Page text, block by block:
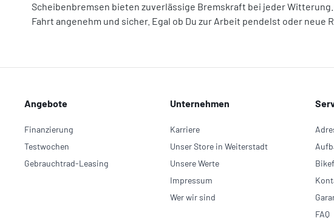
Scheibenbremsen bieten zuverlässige Bremskraft bei jeder
Fahrt angenehm und sicher. Egal ob Du zur Arbeit pendelst oder
Angebote
Finanzierung
Testwochen
Gebrauchtrad-Leasing
Unternehmen
Karriere
Unser Store in Weiterstadt
Unsere Werte
Impressum
Wer wir sind
FAQ